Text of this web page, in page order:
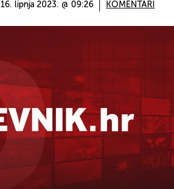
16. lipnja 2023. @ 09:26 KOMENTARI